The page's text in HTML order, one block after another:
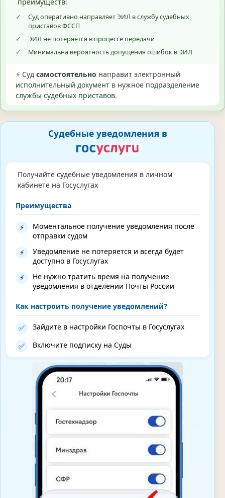
✓
Суд оперативно направляет ЭИЛ в службу судебных
приставов ФССП
✓
ЭИЛ не потеряется в процессе передачи
✓
Минимальна вероятность допущения ошибок в ЭИЛ
⚡ Суд самостоятельно направит электронный
исполнительный документ в нужное подразделение
службы судебных приставов.
Судебные уведомления в
Получайте судебные уведомления в личном
кабинете на Госуслугах
Преимущества
⚡
Моментальное получение уведомления после
отправки судом
⚡
Уведомление не потеряется и всегда будет
доступно в Госуслугах
⚡
Не нужно тратить время на получение
уведомления в отделении Почты России
Как настроить получение уведомлений?
✅ Зайдите в настройки Госпочты в Госуслугах
✅ Включите подписку на Суды